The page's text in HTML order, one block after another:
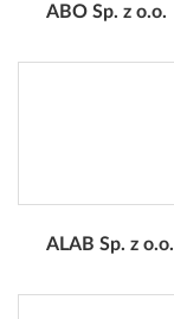
ABO Sp. z o.o.
ALAB Sp. z o.o.